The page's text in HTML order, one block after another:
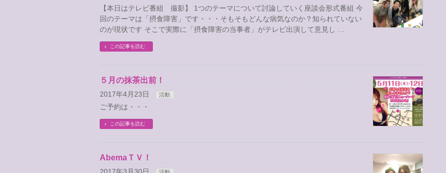
【本日はテレビ番組 撮影】 1つのテーマについて討論していく座談会形式番組 今
回のテーマは「摂食障害」です・・・そもそもどんな病気なのか？知られていない
のが現状です そこで実際に「摂食障害の当事者」がテレビ出演して意見し …
この記事を読む
５月の抹茶出前！
2017年4月23日 活動
ご予約は・・・
この記事を読む
AbemaＴＶ！